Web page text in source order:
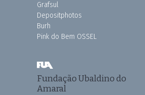
Grafsul
Depositphotos
Burh
Pink do Bem OSSEL
Fundação Ubaldino do
Amaral